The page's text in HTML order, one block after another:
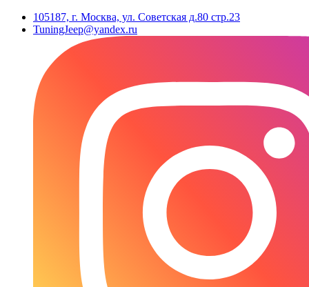
105187, г. Москва, ул. Советская д.80 стр.23
TuningJeep@yandex.ru